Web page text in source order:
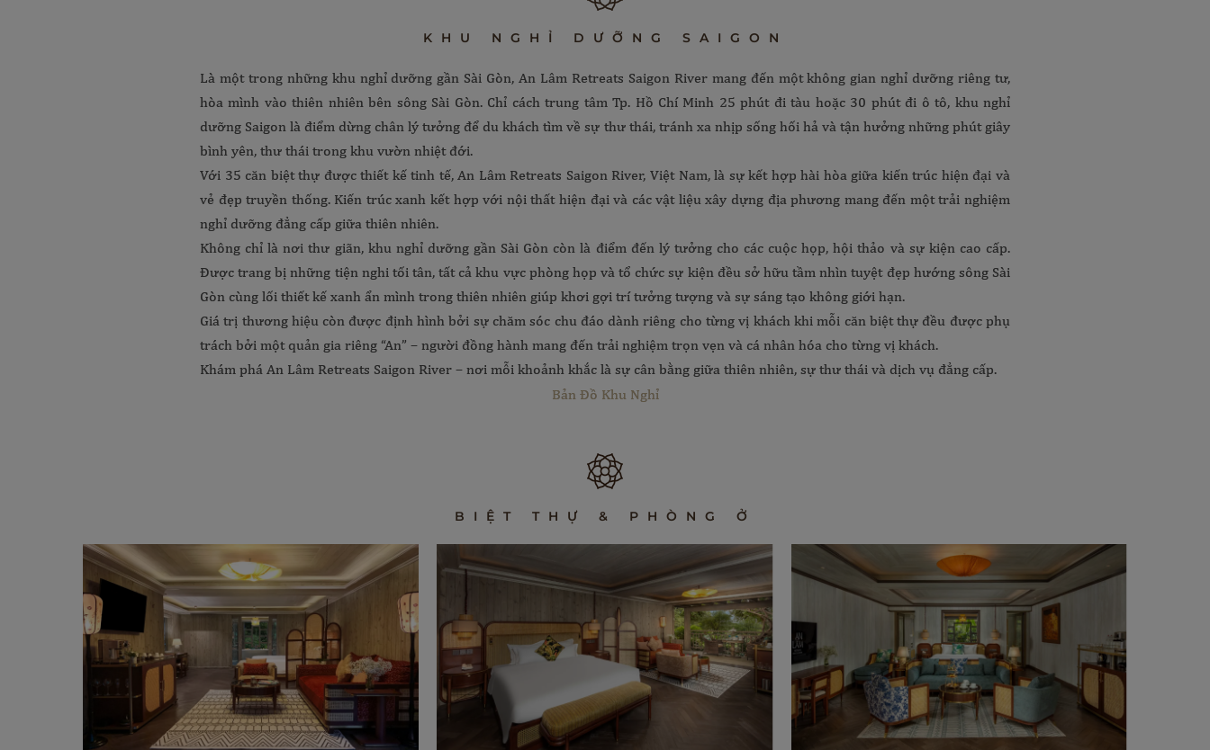
KHU NGHỈ DƯỠNG SAIGON
Là một trong những khu nghỉ dưỡng gần Sài Gòn, An Lâm Retreats Saigon River mang đến một không gian nghỉ dưỡng riêng tư,
hòa mình vào thiên nhiên bên sông Sài Gòn. Chỉ cách trung tâm Tp. Hồ Chí Minh 25 phút đi tàu hoặc 30 phút đi ô tô, khu nghỉ
dưỡng Saigon là điểm dừng chân lý tưởng để du khách tìm về sự thư thái, tránh xa nhịp sống hối hả và tận hưởng những phút giây
bình yên, thư thái trong khu vườn nhiệt đới.
Với 35 căn biệt thự được thiết kế tinh tế, An Lâm Retreats Saigon River, Việt Nam, là sự kết hợp hài hòa giữa kiến trúc hiện đại và
vẻ đẹp truyền thống. Kiến trúc xanh kết hợp với nội thất hiện đại và các vật liệu xây dựng địa phương mang đến một trải nghiệm
nghỉ dưỡng đẳng cấp giữa thiên nhiên.
Không chỉ là nơi thư giãn, khu nghỉ dưỡng gần Sài Gòn còn là điểm đến lý tưởng cho các cuộc họp, hội thảo và sự kiện cao cấp.
Được trang bị những tiện nghi tối tân, tất cả khu vực phòng họp và tổ chức sự kiện đều sở hữu tầm nhìn tuyệt đẹp hướng sông Sài
Gòn cùng lối thiết kế xanh ẩn mình trong thiên nhiên giúp khơi gợi trí tưởng tượng và sự sáng tạo không giới hạn.
Giá trị thương hiệu còn được định hình bởi sự chăm sóc chu đáo dành riêng cho từng vị khách khi mỗi căn biệt thự đều được phụ
trách bởi một quản gia riêng “An” – người đồng hành mang đến trải nghiệm trọn vẹn và cá nhân hóa cho từng vị khách.
Khám phá An Lâm Retreats Saigon River – nơi mỗi khoảnh khắc là sự cân bằng giữa thiên nhiên, sự thư thái và dịch vụ đẳng cấp.
Bản Đồ Khu Nghỉ
BIỆT THỰ & PHÒNG Ở